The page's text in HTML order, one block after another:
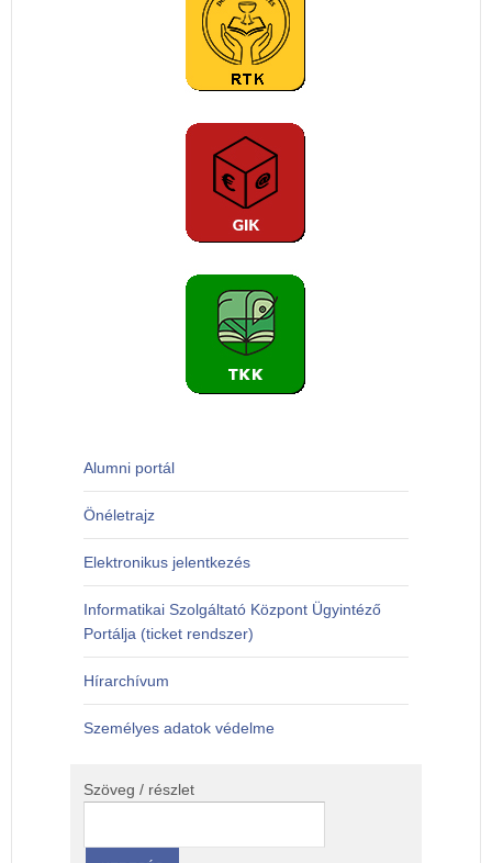
Kollégiumi szerződés nyomtatása
Jelenléti ív nyomtatása
Új üzenetek karbantartása
Dokumentumok az AIS-ban
E-mail küldés az AIS-ból
Alumni portál
Önéletrajz
Elektronikus jelentkezés
Informatikai Szolgáltató Központ Ügyintéző
Portálja (ticket rendszer)
Hírarchívum
Személyes adatok védelme
Szöveg / részlet